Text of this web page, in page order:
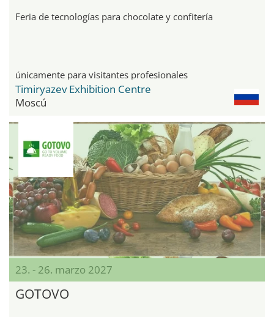
Feria de tecnologías para chocolate y confitería
únicamente para visitantes profesionales
Timiryazev Exhibition Centre
Moscú
23. - 26. marzo 2027
GOTOVO